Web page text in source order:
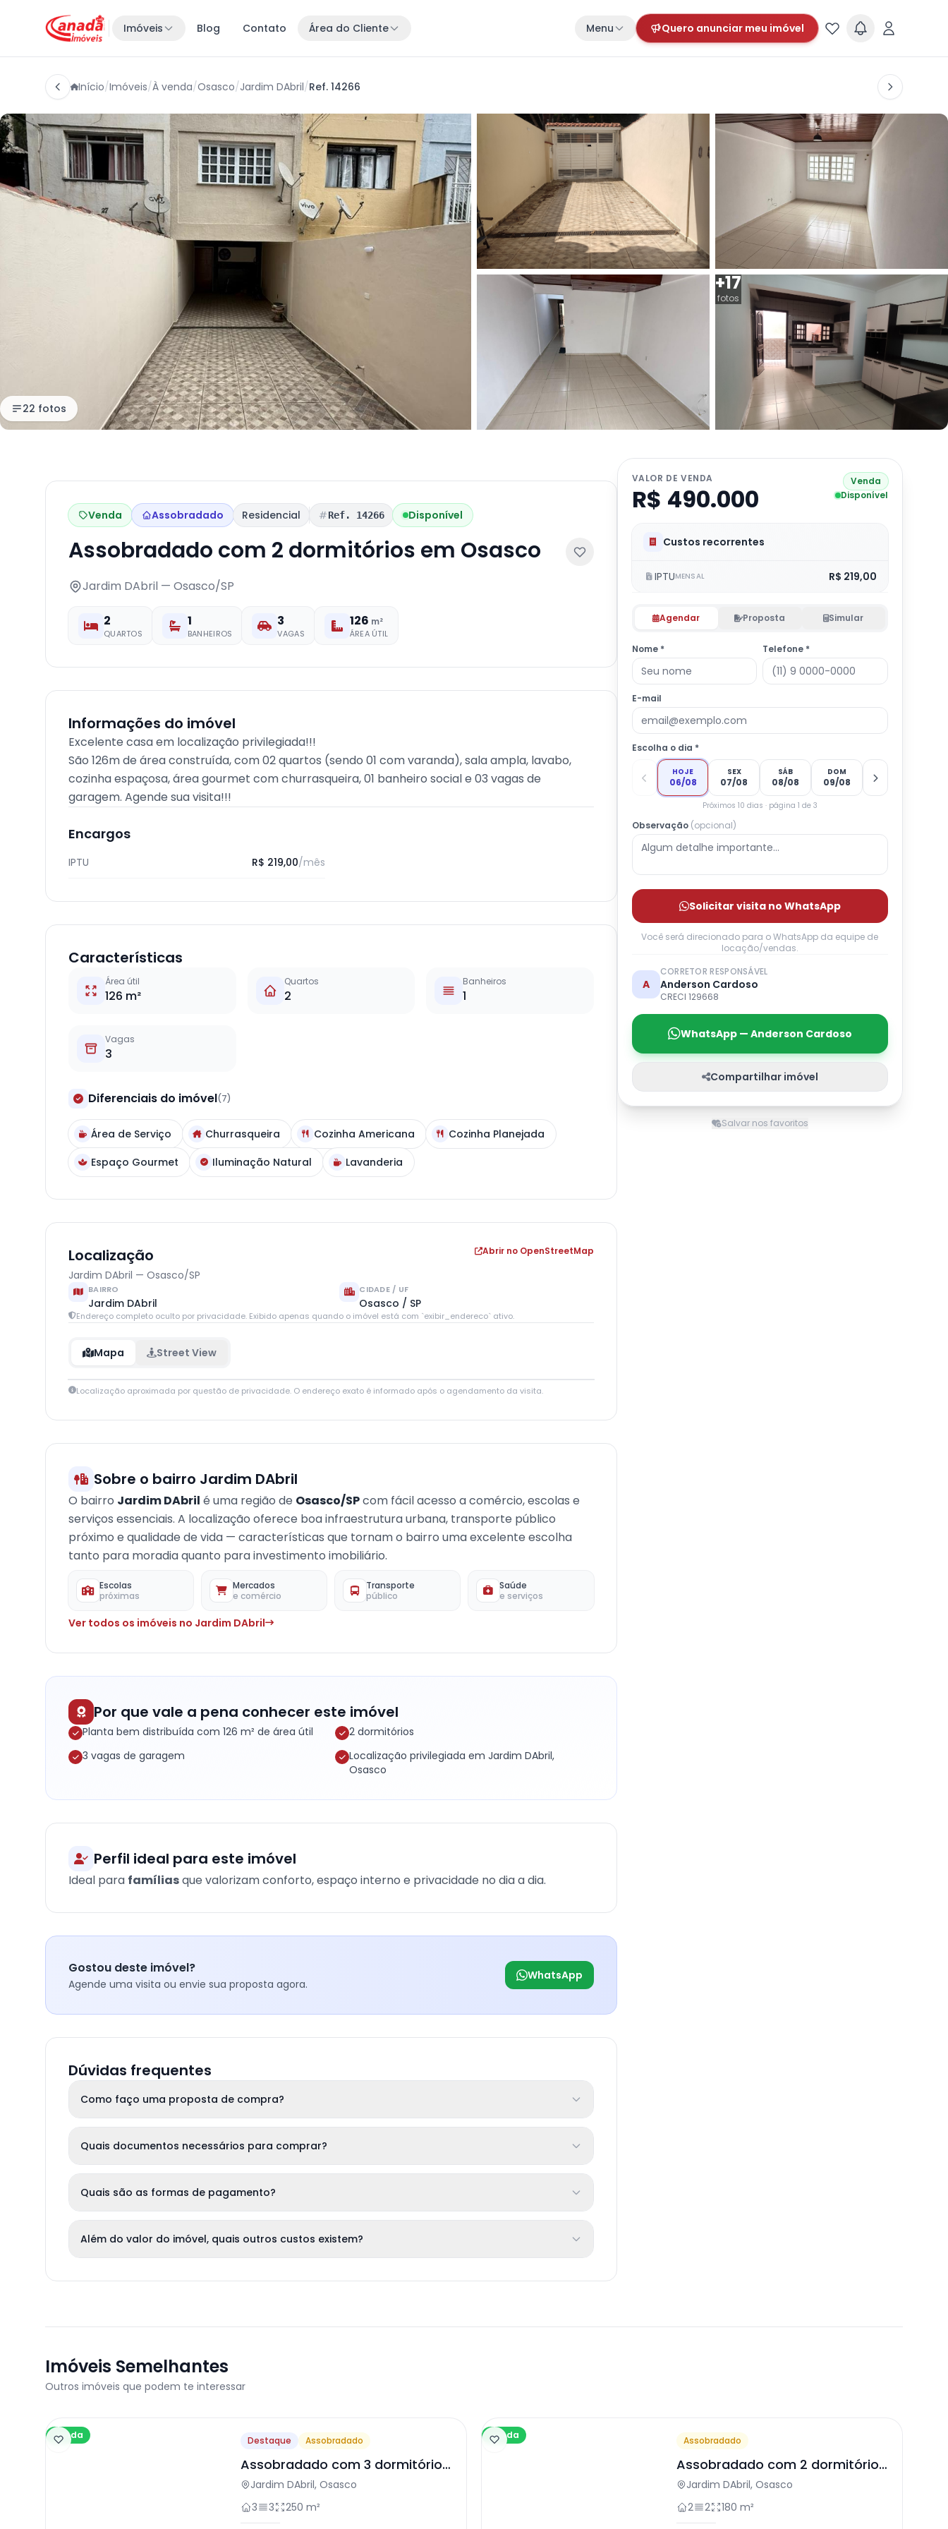
Imóveis Blog Contato Área do Cliente Menu Quero anunciar meu imóvel
Início/Imóveis/À venda/Osasco/Jardim DAbril/Ref. 14266
+17
fotos
22 fotos
Venda Assobradado Residencial Ref. 14266 Disponível
Assobradado com 2 dormitórios em Osasco
Jardim DAbril — Osasco/SP
2
QUARTOS
1
BANHEIROS
3
VAGAS
126 m²
ÁREA ÚTIL
Informações do imóvel
Excelente casa em localização privilegiada!!!
São 126m de área construída, com 02 quartos (sendo 01 com varanda), sala ampla, lavabo,
cozinha espaçosa, área gourmet com churrasqueira, 01 banheiro social e 03 vagas de
garagem. Agende sua visita!!!
Encargos
IPTU R$ 219,00/mês
Características
Área útil
126 m²
Quartos
2
Banheiros
1
Vagas
3
Diferenciais do imóvel(7)
Área de Serviço Churrasqueira Cozinha Americana
Cozinha Planejada
Espaço Gourmet
Iluminação Natural Lavanderia
Localização
Jardim DAbril — Osasco/SP
Abrir no OpenStreetMap
BAIRRO
Jardim DAbril
CIDADE / UF
Osasco / SP
Endereço completo oculto por privacidade. Exibido apenas quando o imóvel está com `exibir_endereco` ativo.
Mapa Street View
+
−
Localização aproximada por questão de privacidade. O endereço exato é informado após o agendamento da visita.
Sobre o bairro Jardim DAbril
O bairro Jardim DAbril é uma região de Osasco/SPcom fácil acesso a comércio, escolas e
serviços essenciais. A localização oferece boa infraestrutura urbana, transporte público
próximo e qualidade de vida — características que tornam o bairro uma excelente escolha
tanto para moradia quanto para investimento imobiliário.
Escolas
próximas
Mercados
e comércio
Transporte
público
Saúde
e serviços
Ver todos os imóveis no Jardim DAbril
Por que vale a pena conhecer este imóvel
Planta bem distribuída com 126 m² de área útil
2 dormitórios
3 vagas de garagem
Localização privilegiada em Jardim DAbril,
Osasco
Perfil ideal para este imóvel
Ideal para famíliasque valorizam conforto, espaço interno e privacidade no dia a dia.
Gostou deste imóvel?
Agende uma visita ou envie sua proposta agora.
WhatsApp
Dúvidas frequentes
Como faço uma proposta de compra?
Quais documentos necessários para comprar?
Quais são as formas de pagamento?
Além do valor do imóvel, quais outros custos existem?
VALOR DE VENDA
R$ 490.000
Venda
Disponível
Custos recorrentes
IPTUMENSAL R$ 219,00
Agendar Proposta Simular
Nome * Telefone *
E-mail
Escolha o dia *
HOJE
06/08
SEX
07/08
SÁB
08/08
DOM
09/08
Próximos 10 dias · página 1 de 3
Observação (opcional)
Solicitar visita no WhatsApp
Você será direcionado para o WhatsApp da equipe de
locação/vendas.
A
CORRETOR RESPONSÁVEL
Anderson Cardoso
CRECI 129668
WhatsApp — Anderson Cardoso
Compartilhar imóvel
Salvar nos favoritos
Imóveis Semelhantes
Outros imóveis que podem te interessar
Venda Destaque Assobradado
Assobradado com 3 dormitórios
em Osasco
Jardim DAbril, Osasco
3
3 250 m²
Venda Assobradado
Assobradado com 2 dormitórios
em Osasco
Jardim DAbril, Osasco
2
2 180 m²